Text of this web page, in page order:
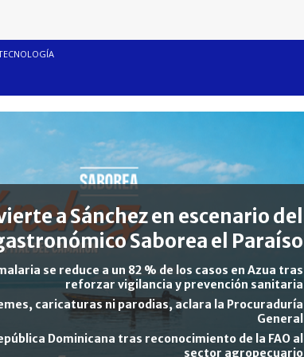
a Sánchez en escenario del
Saborea el Paraíso
se reduce a un 82 % de los casos en Azua tras
reforzar vigilancia y prevención sanitaria
caricaturas ni parodias, aclara la Procuraduría
General
Dominicana tras reconocimiento de la FAO al
sector agropecuario